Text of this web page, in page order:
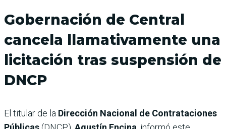
Gobernación de Central
cancela llamativamente una
licitación tras suspensión de
DNCP
El titular de la Dirección Nacional de Contrataciones